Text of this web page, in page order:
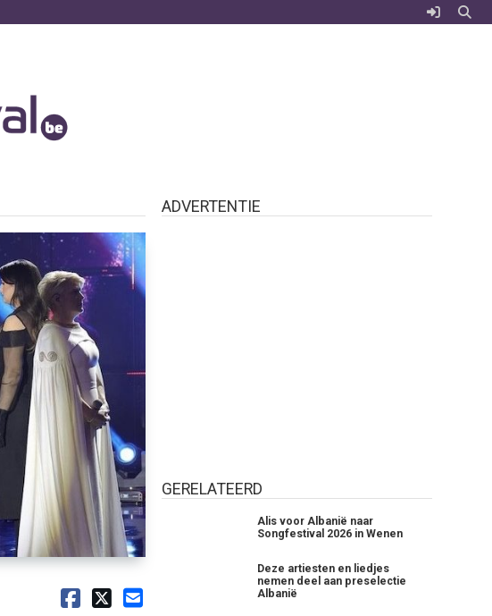
ADVERTENTIE
GERELATEERD
Alis voor Albanië naar
Songfestival 2026 in Wenen
Deze artiesten en liedjes
nemen deel aan preselectie
Albanië